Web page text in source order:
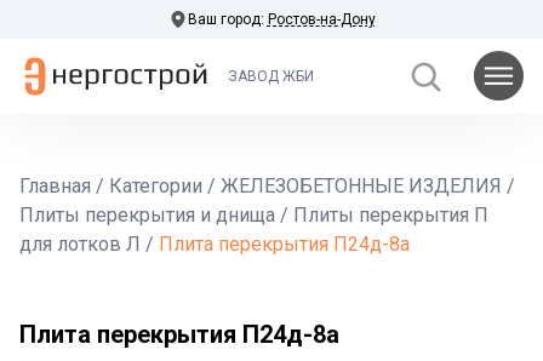
Ваш город: Ростов-на-Дону
ЗАВОД ЖБИ
Главная / Категории / ЖЕЛЕЗОБЕТОННЫЕ ИЗДЕЛИЯ /
Плиты перекрытия и днища / Плиты перекрытия П
для лотков Л / Плита перекрытия П24д-8а
Плита перекрытия П24д-8а